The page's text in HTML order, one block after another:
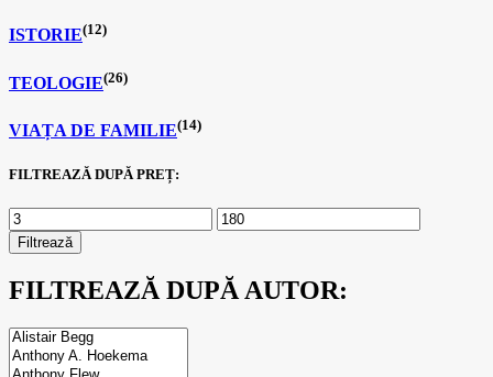
ISTORIE(12)
TEOLOGIE(26)
VIAȚA DE FAMILIE(14)
FILTREAZĂ DUPĂ PREȚ:
Filtrează
FILTREAZĂ DUPĂ AUTOR: